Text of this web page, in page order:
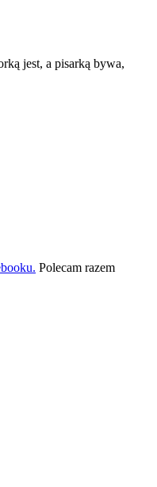
jest, a pisarką bywa,
Polecam razem